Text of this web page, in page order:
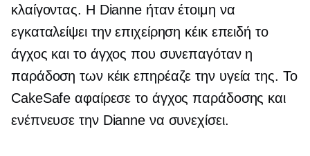
κλαίγοντας. Η Dianne ήταν έτοιμη να
εγκαταλείψει την επιχείρηση κέικ επειδή το
άγχος και το άγχος που συνεπαγόταν η
παράδοση των κέικ επηρέαζε την υγεία της. Το
CakeSafe αφαίρεσε το άγχος παράδοσης και
ενέπνευσε την Dianne να συνεχίσει.